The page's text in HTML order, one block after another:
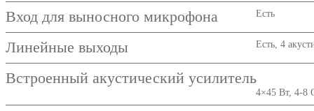
Вход для выносного микрофона Есть
Линейные выходы Есть, 4
Встроенный акустический усилитель
4×45 Вт, 4-8